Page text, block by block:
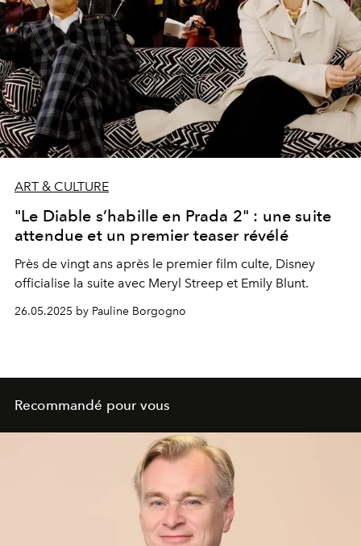
ART & CULTURE
"Le Diable s’habille en Prada 2" : une suite
attendue et un premier teaser révélé
Près de vingt ans après le premier film culte, Disney
officialise la suite avec Meryl Streep et Emily Blunt.
26.05.2025 by Pauline Borgogno
Recommandé pour vous